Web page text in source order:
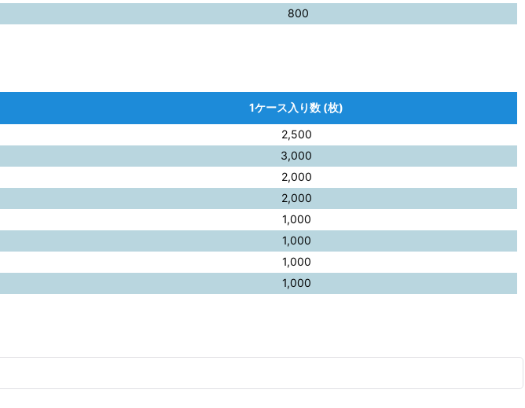
800
1ケース入り数 (枚)
2,500
3,000
2,000
2,000
1,000
1,000
1,000
1,000